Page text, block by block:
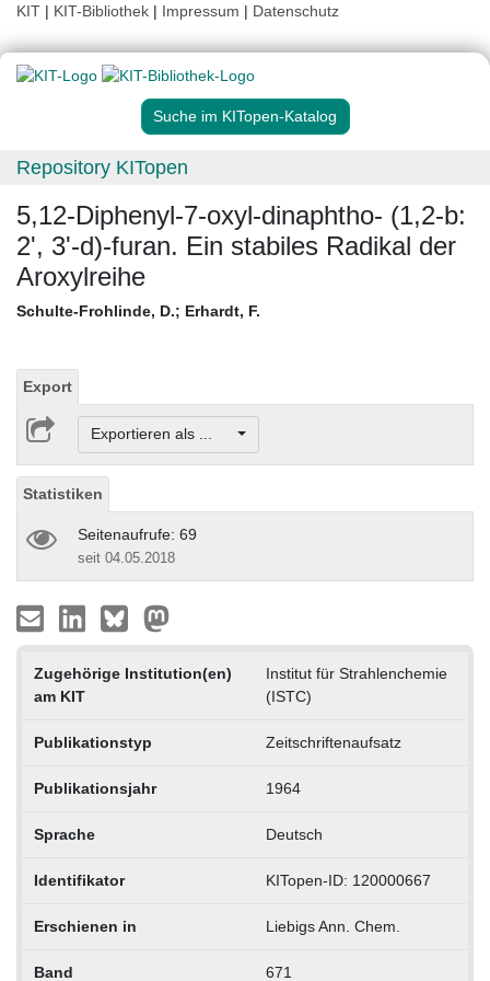
KIT | KIT-Bibliothek | Impressum | Datenschutz
Suche im KITopen-Katalog
Repository KITopen
5,12-Diphenyl-7-oxyl-dinaphtho- (1,2-b:
2', 3'-d)-furan. Ein stabiles Radikal der
Aroxylreihe
Schulte-Frohlinde, D.; Erhardt, F.
Export
Exportieren als ...
Statistiken
Seitenaufrufe: 69
seit 04.05.2018
Zugehörige Institution(en)
am KIT
Institut für Strahlenchemie
(ISTC)
Publikationstyp Zeitschriftenaufsatz
Publikationsjahr 1964
Sprache Deutsch
Identifikator KITopen-ID: 120000667
Erschienen in Liebigs Ann. Chem.
Band 671